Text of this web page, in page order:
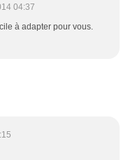
04:37
à adapter pour vous.